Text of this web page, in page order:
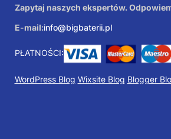
Zapytaj naszych ekspertów.
E-mail:info@bigbaterii.pl
PŁATNOŚCI:
WordPress Blog Wixsite Blog Blogger